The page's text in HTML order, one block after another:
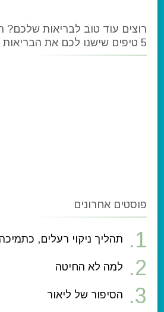
רוצים עוד טוב לבריאות שלכם?
5 טיפים שישנו לכם את הבריאות
פוסטים אחרונים
תהליך ניקוי רעלים,
למה לא החיטה
הסיפור של ליאור